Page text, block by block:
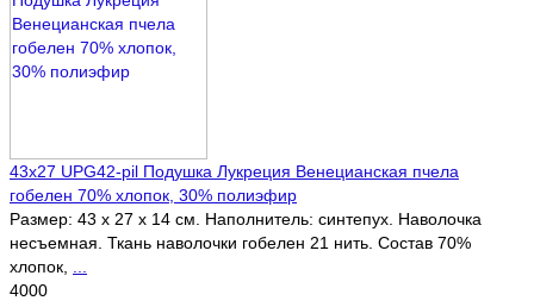
43х27 UPG42-pil Подушка Лукреция Венецианская пчела
гобелен 70% хлопок, 30% полиэфир
Размер: 43 х 27 х 14 см. Наполнитель: синтепух. Наволочка
несъемная. Ткань наволочки гобелен 21 нить. Состав 70%
хлопок,
4000